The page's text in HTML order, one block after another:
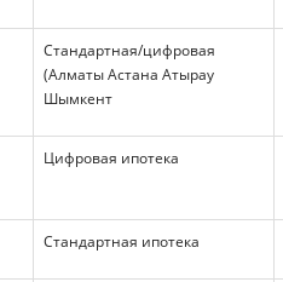
Стандартная/цифровая
(Алматы Астана Атырау
Шымкент
Цифровая ипотека
Стандартная ипотека